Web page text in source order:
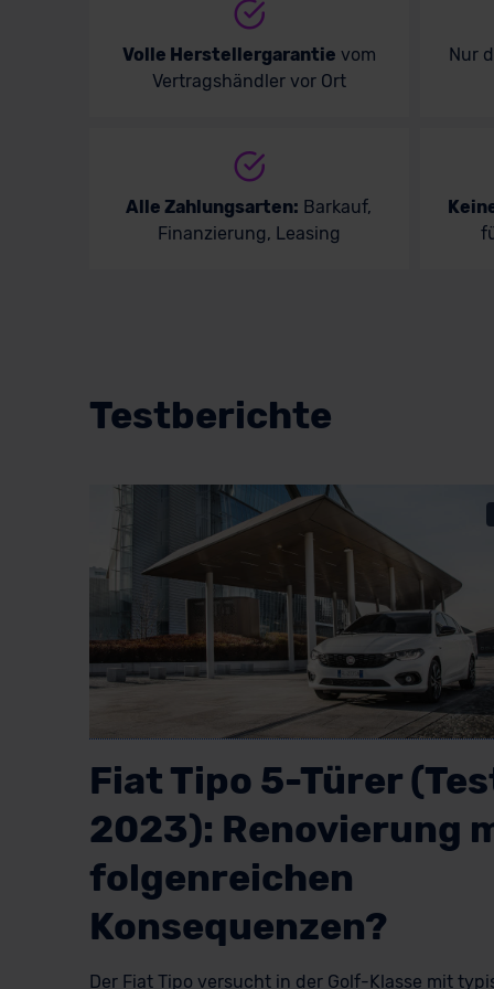
Volle Herstellergarantie vom
Vertragshändler vor Ort
Nur
Alle Zahlungsarten: Barkauf,
Finanzierung, Leasing
Testberichte
Fiat Tipo 5-Türer
2023): Renovierung
folgenreichen
Konsequenzen?
Der Fiat Tipo versucht in der Golf-Klasse mit